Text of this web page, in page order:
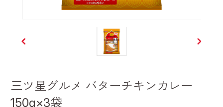
三ツ星グルメ バターチキンカレー
150g×3袋